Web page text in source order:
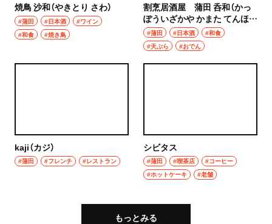
焼鳥 沙和（やきとり さわ）
#蒲田 #日本酒
#ワイン
#和食
#焼き鳥
割烹居酒屋 蒲田 呑和（かっ
ぽういざかや かまた てんほ
う）
#蒲田 #日本酒
#和食
#天ぷら
#おでん
kaji（カジ）
#蒲田 #フレンチ #レストラン
シビタス
#蒲田 #喫茶店
#コーヒー
#ホットケーキ
#老舗
もっとみる